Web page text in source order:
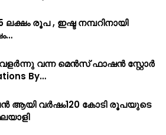
ലക്ഷം രൂപ , ഇഷ്ട നമ്പറിനായി
വന്ന മെൻസ് ഫാഷൻ സ്റ്റോർ
By…
ആയി വർഷം120 കോടി രൂപയുടെ